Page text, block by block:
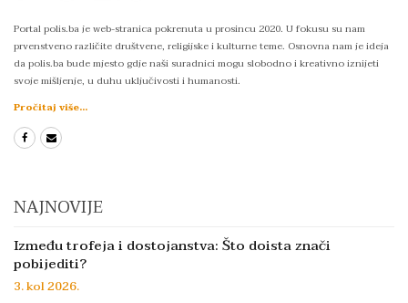
Portal polis.ba je web-stranica pokrenuta u prosincu 2020. U fokusu su nam
prvenstveno različite društvene, religijske i kulturne teme. Osnovna nam je ideja
da polis.ba bude mjesto gdje naši suradnici mogu slobodno i kreativno iznijeti
svoje mišljenje, u duhu uključivosti i humanosti.
Pročitaj više...
NAJNOVIJE
Između trofeja i dostojanstva: Što doista znači
pobijediti?
3. kol 2026.